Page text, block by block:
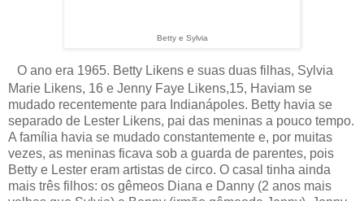
Betty e Sylvia
O ano era 1965. Betty Likens e suas duas filhas, Sylvia
Marie Likens, 16 e Jenny Faye Likens,15, Haviam se
mudado recentemente para Indianápoles. Betty havia se
separado de Lester Likens, pai das meninas a pouco tempo.
A família havia se mudado constantemente e, por muitas
vezes, as meninas ficava sob a guarda de parentes, pois
Betty e Lester eram artistas de circo. O casal tinha ainda
mais três filhos: os gêmeos Diana e Danny (2 anos mais